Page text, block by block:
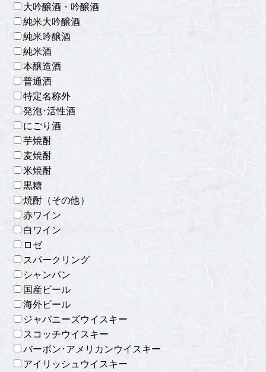
大吟醸酒・吟醸酒
純米大吟醸酒
純米吟醸酒
純米酒
本醸造酒
普通酒
特定名称外
発泡･活性酒
にごり酒
芋焼酎
麦焼酎
米焼酎
黒糖
焼酎（その他）
赤ワイン
白ワイン
ロゼ
スパークリング
シャンパン
国産ビール
海外ビール
ジャパニーズウイスキー
スコッチウイスキー
バーボン･アメリカンウイスキー
アイリッシュウイスキー